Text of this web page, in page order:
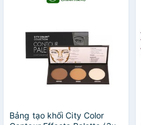
Bảng tạo khối City Color